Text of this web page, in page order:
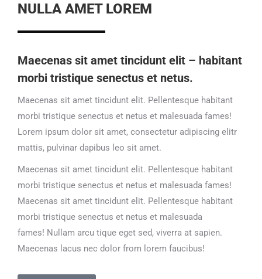
NULLA AMET LOREM
Maecenas sit amet tincidunt elit – habitant
morbi tristique senectus et netus.
Maecenas sit amet tincidunt elit. Pellentesque habitant
morbi tristique senectus et netus et malesuada fames!
Lorem ipsum dolor sit amet, consectetur adipiscing elitr
mattis, pulvinar dapibus leo sit amet.
Maecenas sit amet tincidunt elit. Pellentesque habitant
morbi tristique senectus et netus et malesuada fames!
Maecenas sit amet tincidunt elit. Pellentesque habitant
morbi tristique senectus et netus et malesuada
fames! Nullam arcu tique eget sed, viverra at sapien.
Maecenas lacus nec dolor from lorem faucibus!